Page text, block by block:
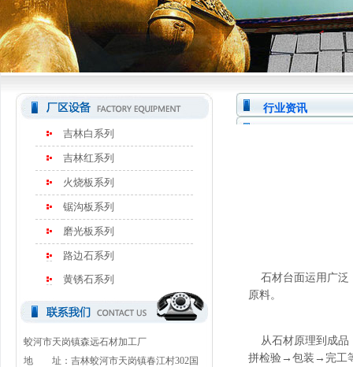
吉林白系列
吉林红系列
火烧板系列
锯沟板系列
磨光板系列
路边石系列
黄锈石系列
蛟河市天岗镇森远石材加工厂
地 址：吉林蛟河市天岗镇春江村302国
行业资讯
石材台面运用广泛
原料。
从石材原理到成
拼检验→包装→完工